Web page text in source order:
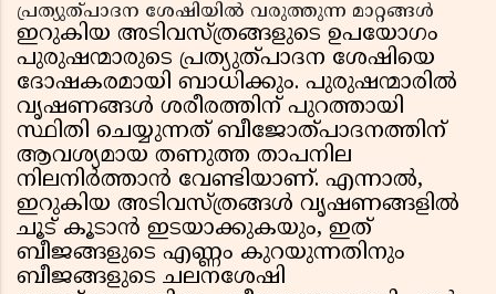
പ്രത്യുത്പാദന ശേഷിയിൽ വരുത്തുന്ന മാറ്റങ്ങൾ
ഇറുകിയ അടിവസ്ത്രങ്ങളുടെ ഉപയോഗം
പുരുഷന്മാരുടെ പ്രത്യുത്പാദന ശേഷിയെ
ദോഷകരമായി ബാധിക്കും. പുരുഷന്മാരിൽ
വൃഷണങ്ങൾ ശരീരത്തിന് പുറത്തായി
സ്ഥിതി ചെയ്യുന്നത് ബീജോത്പാദനത്തിന്
ആവശ്യമായ തണുത്ത താപനില
നിലനിർത്താൻ വേണ്ടിയാണ്. എന്നാൽ,
ഇറുകിയ അടിവസ്ത്രങ്ങൾ വൃഷണങ്ങളിൽ
ചൂട് കൂടാൻ ഇടയാക്കുകയും, ഇത്
ബീജങ്ങളുടെ എണ്ണം കുറയുന്നതിനും
ബീജങ്ങളുടെ ചലനശേഷി